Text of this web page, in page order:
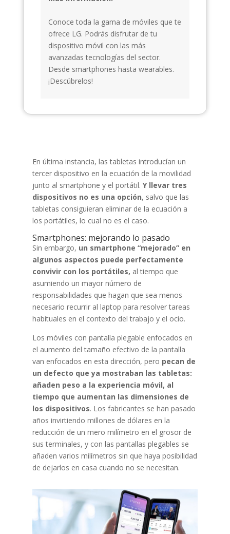
Conoce toda la gama de móviles que te
ofrece LG. Podrás disfrutar de tu
dispositivo móvil con las más
avanzadas tecnologías del sector.
Desde smartphones hasta wearables.
¡Descúbrelos!
En última instancia, las tabletas introducían un
tercer dispositivo en la ecuación de la movilidad
junto al smartphone y el portátil. Y llevar tres
dispositivos no es una opción, salvo que las
tabletas consiguieran eliminar de la ecuación a
los portátiles, lo cual no es el caso.
Smartphones: mejorando lo pasado
Sin embargo, un smartphone “mejorado” en
algunos aspectos puede perfectamente
convivir con los portátiles, al tiempo que
asumiendo un mayor número de
responsabilidades que hagan que sea menos
necesario recurrir al laptop para resolver tareas
habituales en el contexto del trabajo y el ocio.
Los móviles con pantalla plegable enfocados en
el aumento del tamaño efectivo de la pantalla
van enfocados en esta dirección, pero pecan de
un defecto que ya mostraban las tabletas:
añaden peso a la experiencia móvil, al
tiempo que aumentan las dimensiones de
los dispositivos. Los fabricantes se han pasado
años invirtiendo millones de dólares en la
reducción de un mero milímetro en el grosor de
sus terminales, y con las pantallas plegables se
añaden varios milímetros sin que haya posibilidad
de dejarlos en casa cuando no se necesitan.